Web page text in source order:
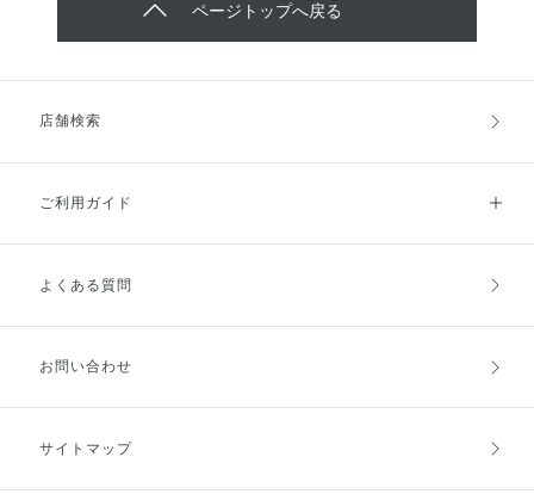
ページトップへ戻る
店舗検索
ご利用ガイド
ご利用ガイドトップ
お支払方法
キャンセル・返品・交換
よくある質問
お問い合わせ
サイトマップ